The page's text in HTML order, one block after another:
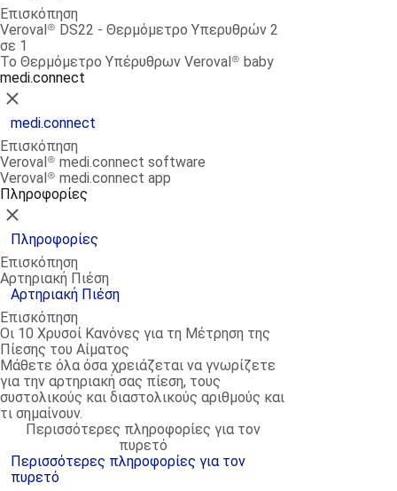
Επισκόπηση
Veroval® DS22 - Θερμόμετρο Υπερυθρών 2
σε 1
Το Θερμόμετρο Υπέρυθρων Veroval® baby
medi.connect
Κλείσιμο
medi.connect
Επισκόπηση
Veroval® medi.connect software
Veroval® medi.connect app
Πληροφορίες
Κλείσιμο
Πληροφορίες
Επισκόπηση
Αρτηριακή Πιέση
Αρτηριακή Πιέση
Επισκόπηση
Οι 10 Χρυσοί Κανόνες για τη Μέτρηση της
Πίεσης του Αίματος
Μάθετε όλα όσα χρειάζεται να γνωρίζετε
για την αρτηριακή σας πίεση, τους
συστολικούς και διαστολικούς αριθμούς και
τι σημαίνουν.
Περισσότερες πληροφορίες για τον
πυρετό
Περισσότερες πληροφορίες για τον
πυρετό